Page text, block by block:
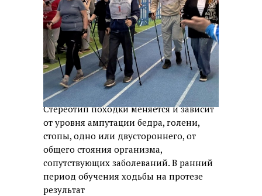
Стереотип походки меняется и зависит
от уровня ампутации бедра, голени,
стопы, одно или двустороннего, от
общего стояния организма,
сопутствующих заболеваний. В ранний
период обучения ходьбы на протезе
результат